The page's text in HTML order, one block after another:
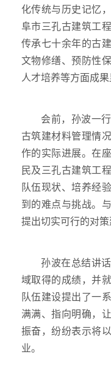
化传统与历史记忆
阜市三孔古建筑工
传承七十余年的古
文物修缮、预防性
人才培养等方面成果
会前，孙波一
古筑建材料管理情
作的实际进展。在
民及三孔古建筑工
队伍现状、培养经
到的难点与挑战。
提出切实可行的对策
孙波在总结讲
域取得的成绩，并
队伍建设提出了一
满满、指向明确，
振奋，纷纷表示将
业。